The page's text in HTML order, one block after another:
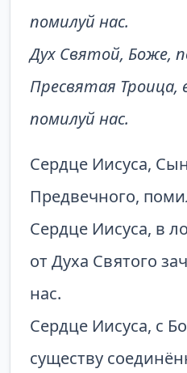
помилуй нас.
Дух Святой, Боже,
Пресвятая Троица,
помилуй нас.
Сердце Иисуса,
Предвечного,
Сердце Иисуса, в
от Духа Святого
нас.
Сердце Иисуса, с
существу